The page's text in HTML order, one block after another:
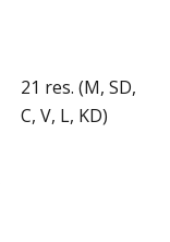
21 res. (M, SD,
C, V, L, KD)